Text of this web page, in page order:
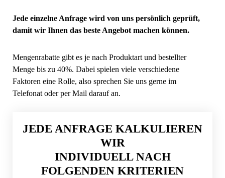
Jede einzelne Anfrage wird von uns persönlich geprüft,
damit wir Ihnen das beste Angebot machen können.
Mengenrabatte gibt es je nach Produktart und bestellter
Menge bis zu 40%. Dabei spielen viele verschiedene
Faktoren eine Rolle, also sprechen Sie uns gerne im
Telefonat oder per Mail darauf an.
JEDE ANFRAGE KALKULIEREN
WIR
INDIVIDUELL NACH
FOLGENDEN KRITERIEN